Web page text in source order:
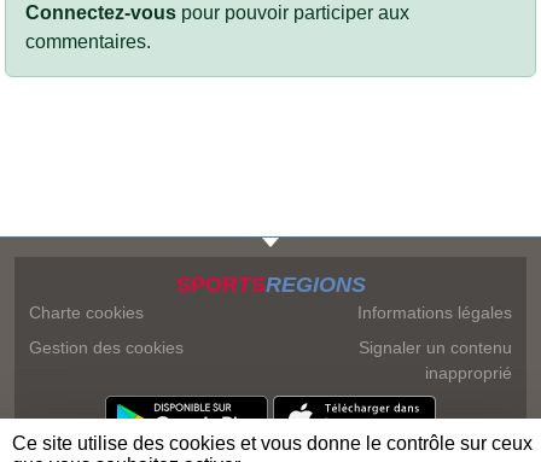
Connectez-vous pour pouvoir participer aux
commentaires.
SPORTSREGIONS
Charte cookies
Gestion des cookies
Informations légales
Signaler un contenu
inapproprié
Ce site utilise des cookies et vous donne le contrôle sur ceux